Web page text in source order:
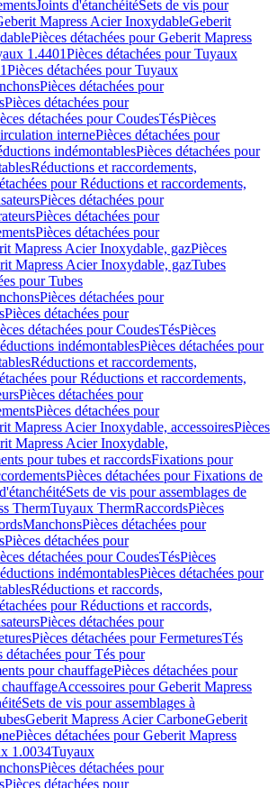
Joints d'étanchéitéSets de vis pour
Mapress Acier InoxydableGeberit
Pièces détachées pour Geberit Mapress
1.4401Pièces détachées pour Tuyaux
Pièces détachées pour Tuyaux
Pièces détachées pour
Pièces détachées pour
détachées pour CoudesTésPièces
internePièces détachées pour
indémontablesPièces détachées pour
Réductions et raccordements,
pour Réductions et raccordements,
Pièces détachées pour
Pièces détachées pour
Pièces détachées pour
Mapress Acier Inoxydable, gazPièces
Mapress Acier Inoxydable, gazTubes
pour Tubes
Pièces détachées pour
Pièces détachées pour
détachées pour CoudesTésPièces
indémontablesPièces détachées pour
Réductions et raccordements,
pour Réductions et raccordements,
Pièces détachées pour
Pièces détachées pour
Mapress Acier Inoxydable, accessoiresPièces
Mapress Acier Inoxydable,
pour tubes et raccordsFixations pour
Pièces détachées pour Fixations de
Sets de vis pour assemblages de
ThermTuyaux ThermRaccordsPièces
ManchonsPièces détachées pour
Pièces détachées pour
détachées pour CoudesTésPièces
indémontablesPièces détachées pour
Réductions et raccords,
pour Réductions et raccords,
Pièces détachées pour
Pièces détachées pour FermeturesTés
détachées pour Tés pour
pour chauffagePièces détachées pour
Accessoires pour Geberit Mapress
Sets de vis pour assemblages à
Geberit Mapress Acier CarboneGeberit
Pièces détachées pour Geberit Mapress
1.0034Tuyaux
Pièces détachées pour
Pièces détachées pour